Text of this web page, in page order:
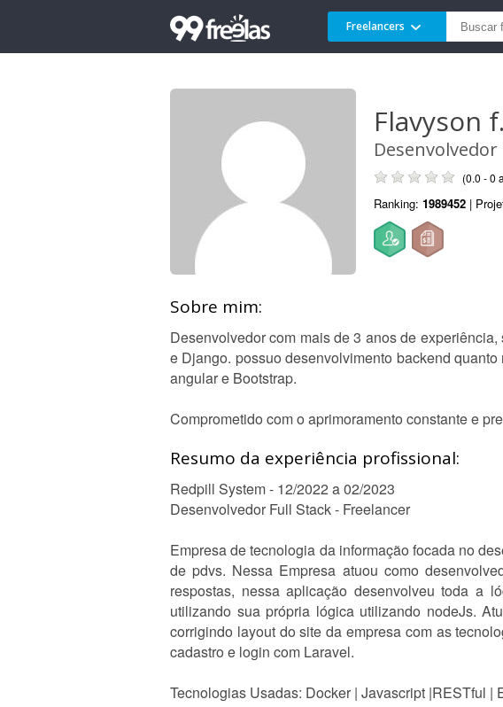
Freelancers
Flavyson f.
(0.0 - 0
Ranking: 1989452 |
Sobre mim:
Desenvolvedor com mais de 3 anos de
e Django. possuo desenvolvimento backend
angular e Bootstrap.
Comprometido com o aprimoramento constante e
Resumo da experiência profissional:
Redpill System - 12/2022 a 02/2023
Desenvolvedor Full Stack - Freelancer
Empresa de tecnologia da informação focada no
de pdvs. Nessa Empresa atuou como
respostas, nessa aplicação desenvolveu toda a
utilizando sua própria lógica utilizando nodeJs.
corrigindo layout do site da empresa com as
cadastro e login com Laravel.
Tecnologias Usadas: Docker | Javascript |RESTful